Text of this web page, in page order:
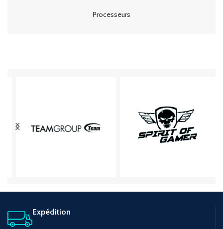
Processeurs
Expédition